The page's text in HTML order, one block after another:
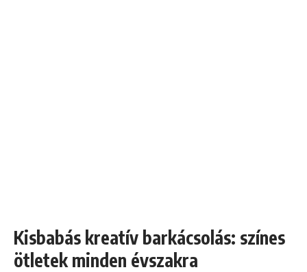
Kisbabás kreatív barkácsolás: színes
ötletek minden évszakra